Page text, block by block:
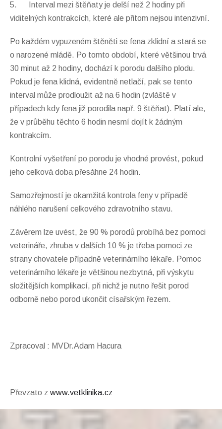
5. Interval mezi štěňaty je delší než 2 hodiny při
viditelných kontrakcích, které ale přitom nejsou intenzivní.
Po každém vypuzeném štěněti se fena zklidní a stará se
o narozené mládě. Po tomto období, které většinou trvá
30 minut až 2 hodiny, dochází k porodu dalšího plodu.
Pokud je fena klidná, evidentně netlačí, pak se tento
interval může prodloužit až na 6 hodin (zvláště v
případech kdy fena již porodila např. 9 štěňat). Platí ale,
že v průběhu těchto 6 hodin nesmí dojít k žádným
kontrakcím.
Kontrolní vyšetření po porodu je vhodné provést, pokud
jeho celková doba přesáhne 24 hodin.
Samozřejmostí je okamžitá kontrola feny v případě
náhlého narušení celkového zdravotního stavu.
Závěrem lze uvést, že 90 % porodů probíhá bez pomoci
veterináře, zhruba v dalších 10 % je třeba pomoci ze
strany chovatele případně veterinárního lékaře. Pomoc
veterinárního lékaře je většinou nezbytná, při výskytu
složitějších komplikací, při nichž je nutno řešit porod
odborně nebo porod ukončit císařským řezem.
Zpracoval : MVDr.Adam Hacura
Převzato z www.vetklinika.cz